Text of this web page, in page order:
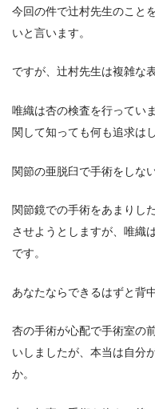
今回の件で辻村先生のこと
いと言います。
ですが、辻村先生は複雑な
唯織は杏の検査を行ってい
関して知っても何も追求は
関節の亜脱臼で手術をしな
関節鏡での手術をあまりし
させようとしますが、唯織
です。
あなたならできるはずと背
杏の手術が心配で手術室の
いしましたが、本当は自分
か。